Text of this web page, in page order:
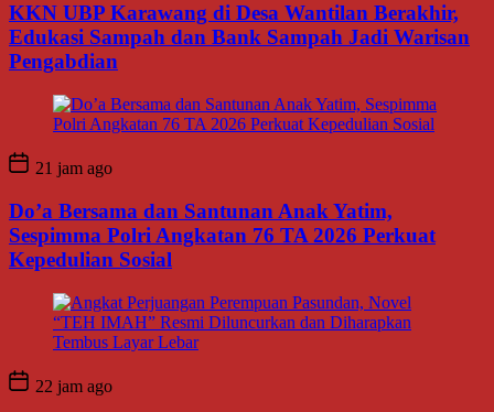
KKN UBP Karawang di Desa Wantilan Berakhir,
Edukasi Sampah dan Bank Sampah Jadi Warisan
Pengabdian
21 jam ago
Do’a Bersama dan Santunan Anak Yatim,
Sespimma Polri Angkatan 76 TA 2026 Perkuat
Kepedulian Sosial
22 jam ago